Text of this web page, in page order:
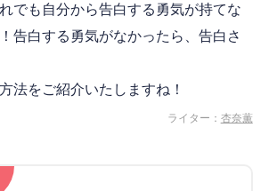
でも自分から告白する勇気が持てな
告白する勇気がなかったら、告白さ
法をご紹介いたしますね！
ライター： 杏奈薫